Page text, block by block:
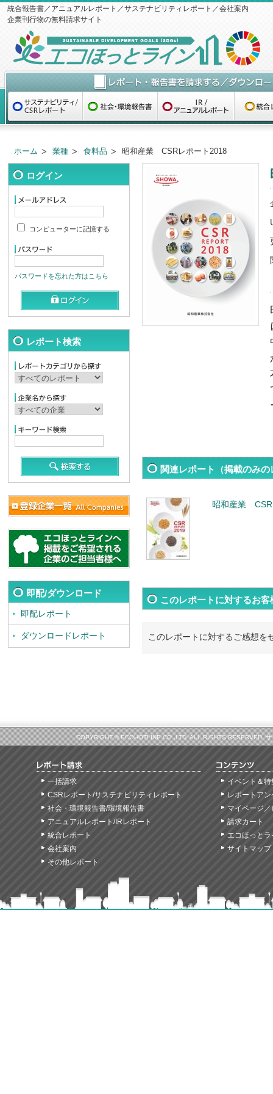
統合報告書／アニュアルレポート／サステナビリティレポート／会社案内
企業刊行物の無料請求サイト
ホーム 業種 食料品 昭和産業 CSRレポート2018
ログイン
コンピューターに記憶する
パスワードを忘れた方はこちら
レポート検索
即配/ダウンロード
即配レポート
ダウンロードレポート
関連レポート（掲載のみ
昭和産業 CSR
このレポートに対するお客
このレポートに対するご感想を
COPYRIGHT © ECOHOTLINE CO.,LTD. ALL RIGHTS RESERVED.
一括請求
CSRレポート/サステナビリティレポート
社会・環境報告書/環境報告書
アニュアルレポート/IRレポート
統合レポート
会社案内
その他レポート
イベント＆特
レポートア
マイページ
請求カート
エコほっと
サイトマップ